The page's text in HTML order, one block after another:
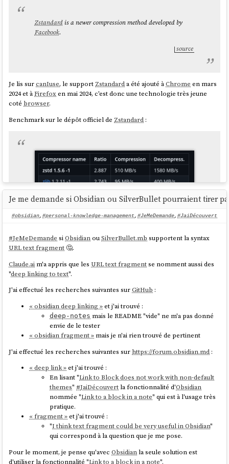
Zstandardis a newer compression method developed by
Facebook.
source
Je lis surcanIuse, le support Zstandarda été ajouté àChromeen mars
2024 et àFirefoxen mai 2024, c'est donc une technologie très jeune
coté browser.
Benchmark sur le dépôt officiel de Zstandard :
J'ai trouvé ces threadsHacker News
2022-08-20 :AWS switch from gzip to zstd – about 30% reduction
in compressed S3 storage
semble être fortement adopté au niveau de l'écosystème
:
The Linuxkernel has included Zstandard since November
2017 (version 4.14) as a compression method for thebtrfs
Je me demande si Obsidian ou SilverBullet pourraient tirer
#obsidian, #personal-knowledge-management, #JeMeDemande, #JaiDécouvert
#JeMeDemande siObsidianouSilverBullet.mb supportent la syntax
URL text fragment🤔.
Claude.ai m'a appris que lesURL text fragmentse nomment aussi des
"deep linking to text".
J'ai effectué les recherches suivantes surGitHub :
« obsidian deep linking »et j'ai trouvé :
deep-notes mais le README "vide" ne m'a pas donné
envie de le tester
« obsidian fragment » mais je n'ai rien trouvé de pertinent
J'ai effectué les recherches suivantes sur https://forum.obsidian.md :
« deep link »et j'ai trouvé :
En lisant "Link to Block does not work with non-default
themes" #JaiDécouvertla fonctionnalité d'Obsidian
nommée "Link to a block in a note" qui est à l'usage très
pratique.
« fragment »et j'ai trouvé :
"I think text fragment could be very useful in Obsidian"
qui correspond à la question que je me pose.
Pour le moment, je pense qu'avecObsidianla seule solution est
d'utiliser la fonctionnalité "Link to a block in a note".